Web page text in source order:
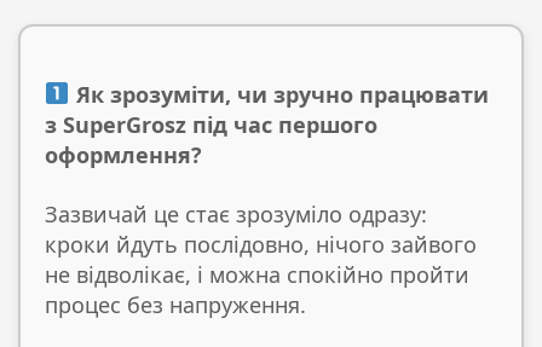
Як зрозуміти, чи зручно працювати
з SuperGrosz під час першого
оформлення?
Зазвичай це стає зрозуміло одразу:
кроки йдуть послідовно, нічого зайвого
не відволікає, і можна спокійно пройти
процес без напруження.